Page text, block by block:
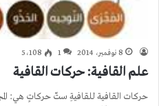
8 نوفمبر، 2014 1 5٬108
علم القافية: حركات القافية
حركات القافية للقافيةِ ستّ حركاتٍ هي: